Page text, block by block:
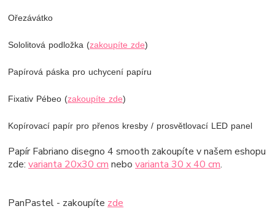
Ořezávátko
Sololitová podložka (zakoupíte zde)
Papírová páska pro uchycení papíru
Fixativ Pébeo (zakoupíte zde)
Kopírovací papír pro přenos kresby / prosvětlovací LED panel
Papír Fabriano disegno 4 smooth zakoupíte v našem eshopu
zde:varianta 20x30 cm nebovarianta 30 x 40 cm.
PanPastel - zakoupíte zde